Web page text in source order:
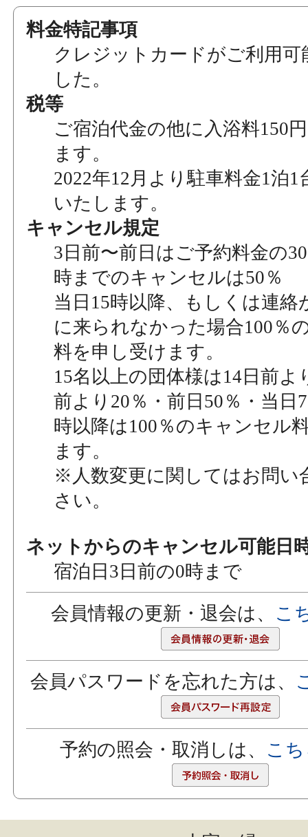
料金特記事項
クレジットカードがご利用可
した。
税等
ご宿泊代金の他に入浴料150
ます。
2022年12月より駐車料金1泊1
いたします。
キャンセル規定
3日前〜前日はご予約料金の
時までのキャンセルは50％
当日15時以降、もしくは連絡
に来られなかった場合100％
料を申し受けます。
15名以上の団体様は14日前よ
前より20％・前日50％・当日
時以降は100％のキャンセル
ます。
※人数変更に関してはお問い
さい。
ネットからのキャンセル可能日
宿泊日3日前の0時まで
会員情報の更新・退会は、 こ
会員パスワードを忘れた方は、
予約の照会・取消しは、 こ